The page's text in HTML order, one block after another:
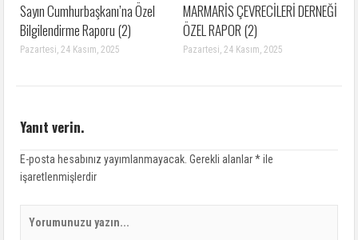
Sayın Cumhurbaşkanı’na Özel
Bilgilendirme Raporu (2)
Pazartesi, 24 Kasım, 2025
MARMARİS ÇEVRECİLERİ DERNEĞİ
ÖZEL RAPOR (2)
Pazartesi, 24 Kasım, 2025
Yanıt verin.
E-posta hesabınız yayımlanmayacak. Gerekli alanlar*ile
işaretlenmişlerdir